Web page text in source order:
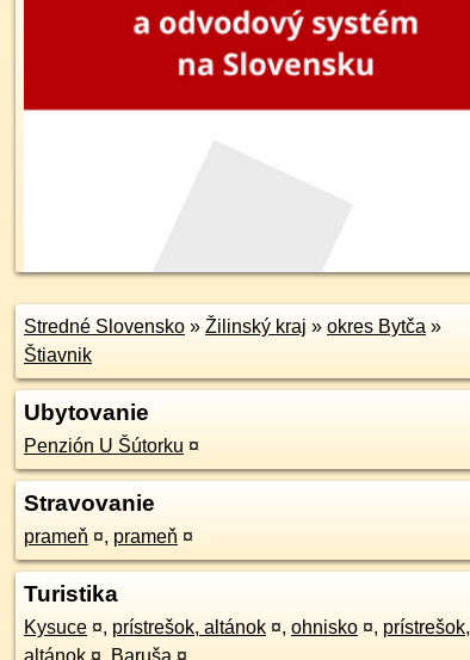
Stredné Slovensko » Žilinský kraj » okres Bytča »
Štiavnik
Ubytovanie
Penzión U Šútorku ¤
Stravovanie
prameň ¤, prameň ¤
Turistika
Kysuce ¤, prístrešok, altánok ¤, ohnisko ¤, prístrešok,
altánok ¤, Baruša ¤